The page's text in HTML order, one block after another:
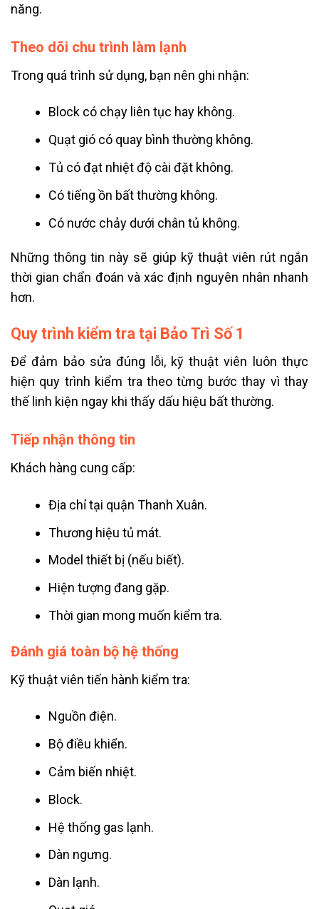
năng.
Theo dõi chu trình làm lạnh
Trong quá trình sử dụng, bạn nên ghi nhận:
Block có chạy liên tục hay không.
Quạt gió có quay bình thường không.
Tủ có đạt nhiệt độ cài đặt không.
Có tiếng ồn bất thường không.
Có nước chảy dưới chân tủ không.
Những thông tin này sẽ giúp kỹ thuật viên rút ngắn
thời gian chẩn đoán và xác định nguyên nhân nhanh
hơn.
Quy trình kiểm tra tại Bảo Trì Số 1
Để đảm bảo sửa đúng lỗi, kỹ thuật viên luôn thực
hiện quy trình kiểm tra theo từng bước thay vì thay
thế linh kiện ngay khi thấy dấu hiệu bất thường.
Tiếp nhận thông tin
Khách hàng cung cấp:
Địa chỉ tại quận Thanh Xuân.
Thương hiệu tủ mát.
Model thiết bị (nếu biết).
Hiện tượng đang gặp.
Thời gian mong muốn kiểm tra.
Đánh giá toàn bộ hệ thống
Kỹ thuật viên tiến hành kiểm tra:
Nguồn điện.
Bộ điều khiển.
Cảm biến nhiệt.
Block.
Hệ thống gas lạnh.
Dàn ngưng.
Dàn lạnh.